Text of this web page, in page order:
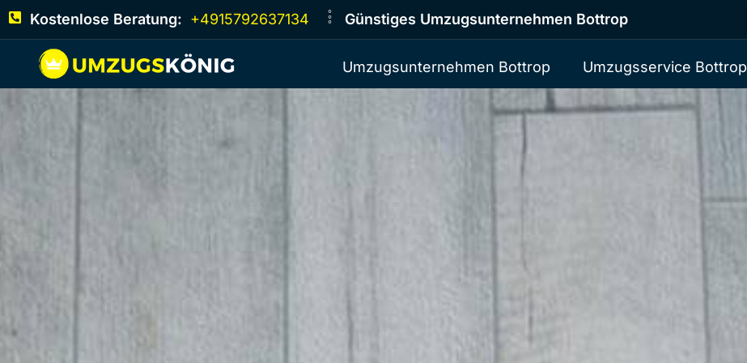
Kostenlose Beratung: +4915792637134 Günstiges Umzugsunternehmen Bottrop
Umzugsunternehmen Bottrop Umzugsservice Bottrop